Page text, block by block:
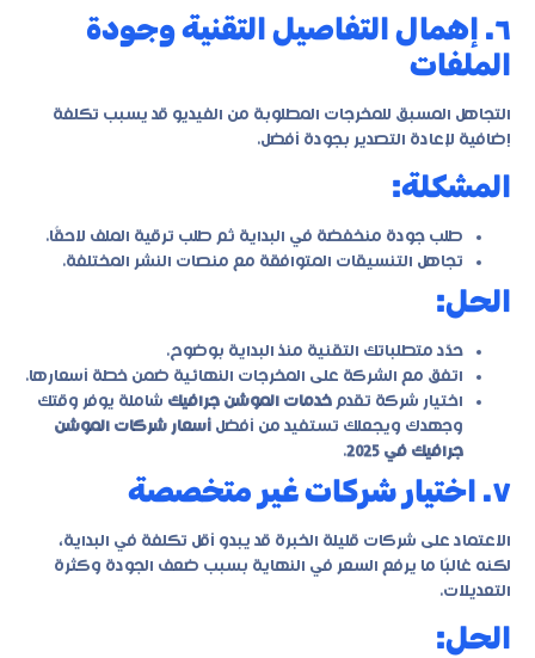
٦. إهمال التفاصيل التقنية وجودة
الملفات
التجاهل المسبق للمخرجات المطلوبة من الفيديو قد يسبب تكلفة
إضافية لإعادة التصدير بجودة أفضل.
المشكلة:
طلب جودة منخفضة في البداية ثم طلب ترقية الملف لاحقًا.
تجاهل التنسيقات المتوافقة مع منصات النشر المختلفة.
الحل:
حدّد متطلباتك التقنية منذ البداية بوضوح.
اتفق مع الشركة على المخرجات النهائية ضمن خطة أسعارها.
اختيار شركة تقدم خدمات الموشن جرافيك شاملة يوفر وقتك
وجهدك ويجعلك تستفيد من أفضل أسعار شركات الموشن
جرافيك في 2025
.
٧. اختيار شركات غير متخصصة
الاعتماد على شركات قليلة الخبرة قد يبدو أقل تكلفة في البداية،
لكنه غالبًا ما يرفع السعر في النهاية بسبب ضعف الجودة وكثرة
التعديلات.
الحل: